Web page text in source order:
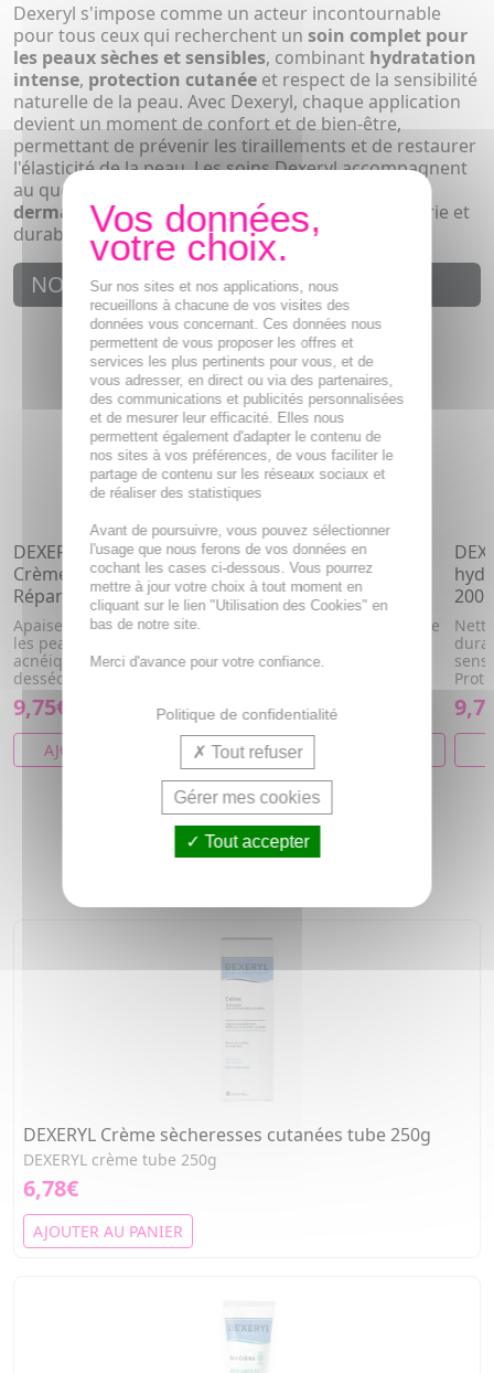
Dexeryl s'impose comme un acteur incontournable
pour tous ceux qui recherchent un soin complet pour
les peaux sèches et sensibles, combinant hydratation
intense, protection cutanée et respect de la sensibilité
naturelle de la peau. Avec Dexeryl, chaque application
devient un moment de confort et de bien-être,
permettant de prévenir les tiraillements et de restaurer
l'élasticité de la peau. Les soins Dexeryl accompagnent
au quotidien toutes les routines de
dermatologique , assurant une peau douce, nourrie et
durablement protégée.
NOUVEAUTÉS
DEXERYL Dexeclear -
Crème Hydratante
Réparatrice 40ml
Apaiser, hydrater et réparer
les peaux à tendance
acnéique irritées ou
desséchées ...
9,75€
AJOUTER AU PANIER
DEXERYL Gel douche
hydratant apaisant
500ml
Nettoie en douceur Hydrate
sensations de tiraillement
9,75€
AJOUTER AU PANIER
NOS COUPS DE COEUR
DEXERYL Crème sècheresses cutanées tube 250g
DEXERYL crème tube 250g
6,78€
AJOUTER AU PANIER
Sur nos sites et nos applications, nous
recueillons à chacune de vos visites des
données vous concernant. Ces données nous
permettent de vous proposer les offres et
services les plus pertinents pour vous, et de
vous adresser, en direct ou via des partenaires,
des communications et publicités personnalisées
et de mesurer leur efficacité. Elles nous
permettent également d'adapter le contenu de
nos sites à vos préférences, de vous faciliter le
partage de contenu sur les réseaux sociaux et
de réaliser des statistiques
Avant de poursuivre, vous pouvez sélectionner
l'usage que nous ferons de vos données en
cochant les cases ci-dessous. Vous pourrez
mettre à jour votre choix à tout moment en
cliquant sur le lien "Utilisation des Cookies" en
bas de notre site.
Merci d'avance pour votre confiance.
Politique de confidentialité
Tout refuser
Gérer mes cookies
Tout accepter